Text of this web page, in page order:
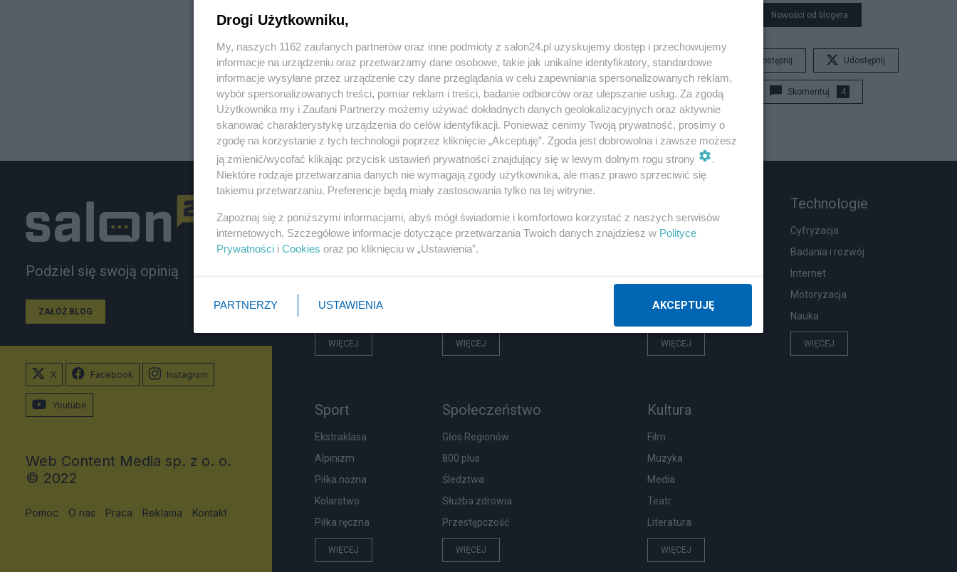
Nowości od blogera
Udostępnij Udostępnij
Skomentuj 4
Podziel się swoją opinią
ZAŁÓŻ BLOG
Rosja
PiS
WIĘCEJ
Biznes
Pieniądze
WIĘCEJ
Zdrowie
WIĘCEJ
Technologie
Cyfryzacja
Badania i rozwój
Internet
Motoryzacja
Nauka
WIĘCEJ
Sport
Ekstraklasa
Alpinizm
Piłka nożna
Kolarstwo
Piłka ręczna
WIĘCEJ
Społeczeństwo
Głos Regionów
800 plus
Śledztwa
Służba zdrowia
Przestępczość
WIĘCEJ
Kultura
Film
Muzyka
Media
Teatr
Literatura
WIĘCEJ
X Facebook Instagram
Youtube
Web Content Media sp. z o. o.
© 2022
Pomoc O nas Praca Reklama Kontakt
Drogi Użytkowniku,
My, naszych 1162 zaufanych partnerów oraz inne podmioty z salon24.pl uzyskujemy dostęp i przechowujemy
informacje na urządzeniu oraz przetwarzamy dane osobowe, takie jak unikalne identyfikatory, standardowe
informacje wysyłane przez urządzenie czy dane przeglądania w celu zapewniania spersonalizowanych reklam,
wybór spersonalizowanych treści, pomiar reklam i treści, badanie odbiorców oraz ulepszanie usług. Za zgodą
Użytkownika my i Zaufani Partnerzy możemy używać dokładnych danych geolokalizacyjnych oraz aktywnie
skanować charakterystykę urządzenia do celów identyfikacji. Ponieważ cenimy Twoją prywatność, prosimy o
zgodę na korzystanie z tych technologii poprzez kliknięcie „Akceptuję”. Zgoda jest dobrowolna i zawsze możesz
ją zmienić/wycofać klikając przycisk ustawień prywatności znajdujący się w lewym dolnym rogu strony
.
Niektóre rodzaje przetwarzania danych nie wymagają zgody użytkownika, ale masz prawo sprzeciwić się
takiemu przetwarzaniu. Preferencje będą miały zastosowania tylko na tej witrynie.
Zapoznaj się z poniższymi informacjami, abyś mógł świadomie i komfortowo korzystać z naszych serwisów
internetowych. Szczegółowe informacje dotyczące przetwarzania Twoich danych znajdziesz w Polityce
Prywatności i Cookies oraz po kliknięciu w „Ustawienia”.
PARTNERZY USTAWIENIA AKCEPTUJĘ